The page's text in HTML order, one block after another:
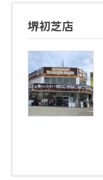
堺初芝店